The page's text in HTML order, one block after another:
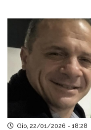
Gio, 22/01/2026 - 18:28